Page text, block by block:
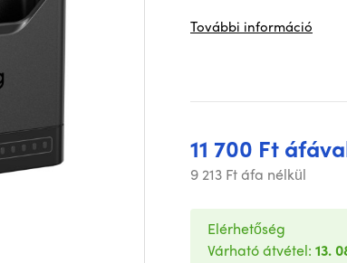
További információ
11 700 Ft
9 213 Ft áfa nélkül
Elérhetőség
Várható átvétel: 13.